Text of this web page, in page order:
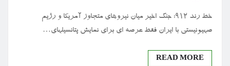
خط رند 912: جنگ اخیر میان نیروهای متجاوز آمریکا و رژیم
صهیونیستی با ایران فقط عرصه ای برای نمایش پتانسیلهای…
READ MORE